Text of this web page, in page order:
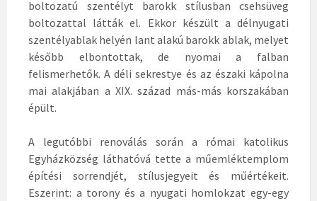
boltozatú szentélyt barokk stílusban csehsüveg
boltozattal látták el. Ekkor készült a délnyugati
szentélyablak helyén lant alakú barokk ablak, melyet
később elbontottak, de nyomai a falban
felismerhetők. A déli sekrestye és az északi kápolna
mai alakjában a XIX. század más-más korszakában
épült.
A legutóbbi renoválás során a római katolikus
Egyházközség láthatóvá tette a műemléktemplom
építési sorrendjét, stílusjegyeit és műértékeit.
Eszerint: a torony és a nyugati homlokzat egy-egy